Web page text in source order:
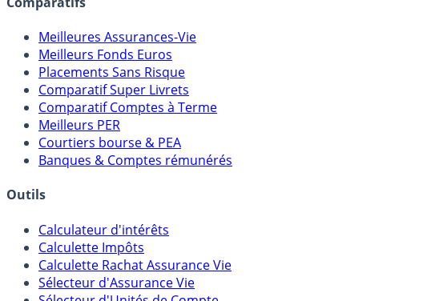
Meilleures Assurances-Vie
Meilleurs Fonds Euros
Placements Sans Risque
Comparatif Super Livrets
Comparatif Comptes à Terme
Meilleurs PER
Courtiers bourse & PEA
Banques & Comptes rémunérés
Outils
Calculateur d'intérêts
Calculette Impôts
Calculette Rachat Assurance Vie
Sélecteur d'Assurance Vie